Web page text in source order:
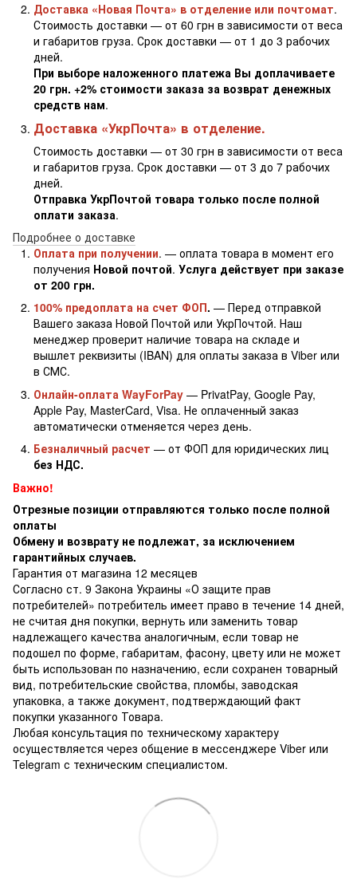
Доставка «Новая Почта» в отделение или почтомат.
Стоимость доставки — от 60 грн в зависимости от веса
и габаритов груза. Срок доставки — от 1 до 3 рабочих
дней.
При выборе наложенного платежа Вы доплачиваете
20 грн. +2% стоимости заказа за возврат денежных
средств нам.
Доставка «УкрПочта» в отделение.
Стоимость доставки — от 30 грн в зависимости от веса
и габаритов груза. Срок доставки — от 3 до 7 рабочих
дней.
Отправка УкрПочтой товара только после полной
оплати заказа.
Подробнее о доставке
Оплата при получении. — оплата товара в момент его
получения Новой почтой. Услуга действует при заказе
от 200 грн.
100% предоплата на счет ФОП. — Перед отправкой
Вашего заказа Новой Почтой или УкрПочтой. Наш
менеджер проверит наличие товара на складе и
вышлет реквизиты (IBAN) для оплаты заказа в Viber или
в СМС.
Онлайн-оплата WayForPay — PrivatPay, Google Pay,
Apple Pay, MasterCard, Visa. Не оплаченный заказ
автоматически отменяется через день.
Безналичный расчет — от ФОП для юридических лиц
без НДС.
Важно!
Отрезные позиции отправляются только после полной
оплаты
Обмену и возврату не подлежат, за исключением
гарантийных случаев.
Гарантия от магазина 12 месяцев
Согласно ст. 9 Закона Украины «О защите прав
потребителей» потребитель имеет право в течение 14 дней,
не считая дня покупки, вернуть или заменить товар
надлежащего качества аналогичным, если товар не
подошел по форме, габаритам, фасону, цвету или не может
быть использован по назначению, если сохранен товарный
вид, потребительские свойства, пломбы, заводская
упаковка, а также документ, подтверждающий факт
покупки указанного Товара.
Любая консультация по техническому характеру
осуществляется через общение в мессенджере Viber или
Telegram с техническим специалистом.